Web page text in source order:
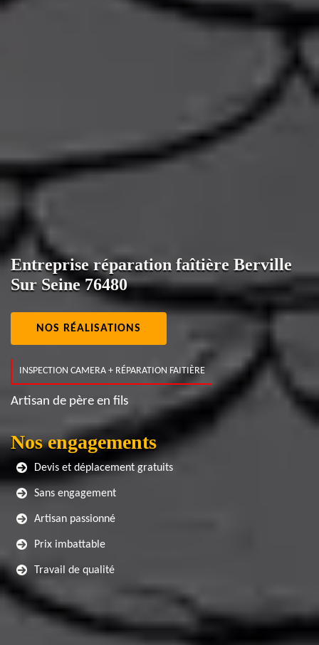
Entreprise réparation faîtière Berville
Sur Seine 76480
NOS RÉALISATIONS
INSPECTION CAMERA + RÉPARATION FAITIÈRE
Artisan de père en fils
Nos engagements
Devis et déplacement gratuits
Sans engagement
Artisan passionné
Prix imbattable
Travail de qualité